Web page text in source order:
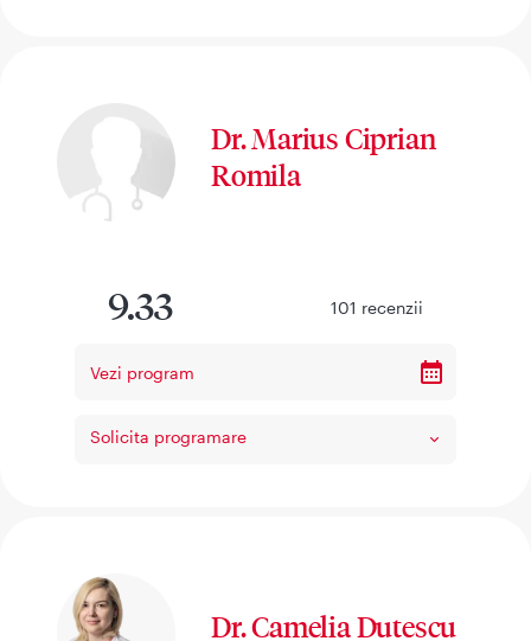
Dr. Marius Ciprian
Romila
9.33 101 recenzii
Vezi program
Solicita programare
Dr. Camelia Dutescu